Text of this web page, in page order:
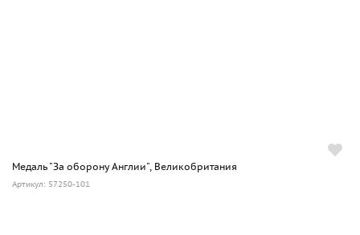
Медаль "За оборону Англии", Великобритания
Артикул: 57250-101